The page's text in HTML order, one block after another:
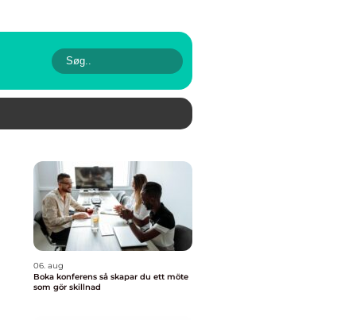
06. aug
Boka konferens så skapar du ett möte
som gör skillnad